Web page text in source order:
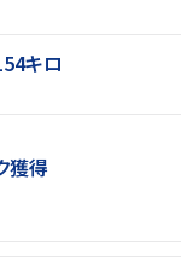
キロ
獲得